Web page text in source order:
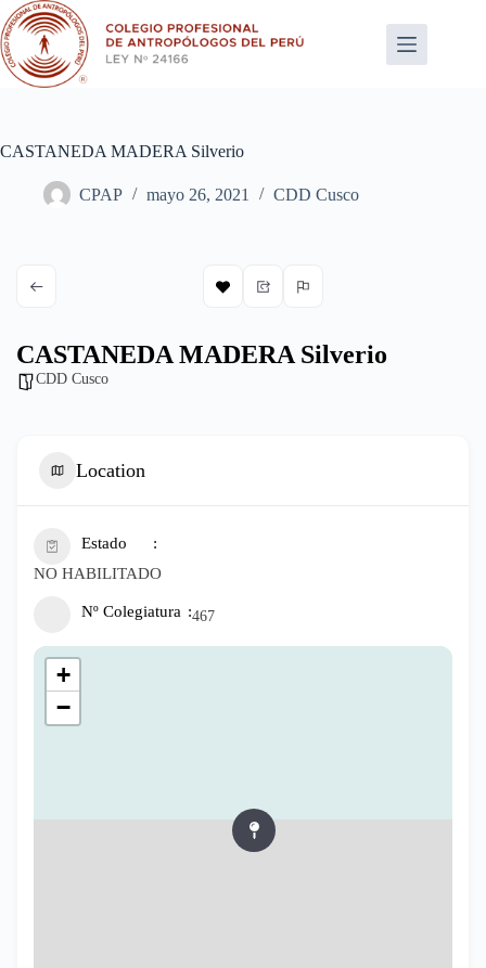
Saltar
al
contenido
CASTANEDA MADERA Silverio
CPAP mayo 26, 2021 CDD Cusco
CASTANEDA MADERA Silverio
CDD Cusco
Location
Estado
NO HABILITADO
Nº Colegiatura 467
+
−